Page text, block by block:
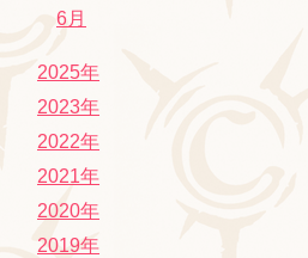
6月
2025年
2023年
2022年
2021年
2020年
2019年